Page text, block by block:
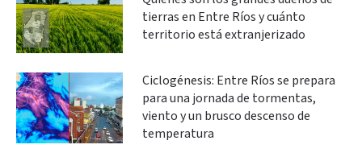
tierras en Entre Ríos y cuánto
territorio está extranjerizado
Ciclogénesis: Entre Ríos se prepara
para una jornada de tormentas,
viento y un brusco descenso de
temperatura